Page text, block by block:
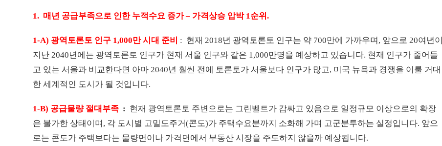
1. 매년 공급부족으로 인한 누적수요 증가 – 가격상승 압박 1순위.
1-A) 광역토론토 인구 1,000만 시대 준비
: 현재 2018년 광역토론토 인구는 약 700만에 가까우며, 앞으로 20여년이
지난 2040년에는 광역토론토 인구가 현재 서울 인구와 같은 1,000만명을 예상하고 있습니다. 현재 인구가 줄어들
고 있는 서울과 비교한다면 아마 2040년 훨씬 전에 토론토가 서울보다 인구가 많고, 미국 뉴욕과 경쟁을 이룰 거대
한 세계적인 도시가 될 것입니다.
1-B) 공급물량 절대부족 : 현재 광역토론토 주변으로는 그린벨트가 감싸고 있음으로 일정규모 이상으로의 확장
은 불가한 상태이며, 각 도시별 고밀도주거(콘도)가 주택수요분까지 소화해 가며 고군분투하는 실정입니다. 앞으
로는 콘도가 주택보다는 물량면이나 가격면에서 부동산 시장을 주도하지 않을까 예상됩니다.